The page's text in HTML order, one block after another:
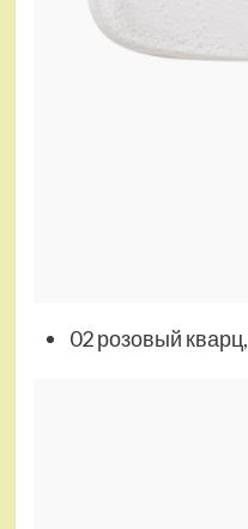
02 розовый кварц,